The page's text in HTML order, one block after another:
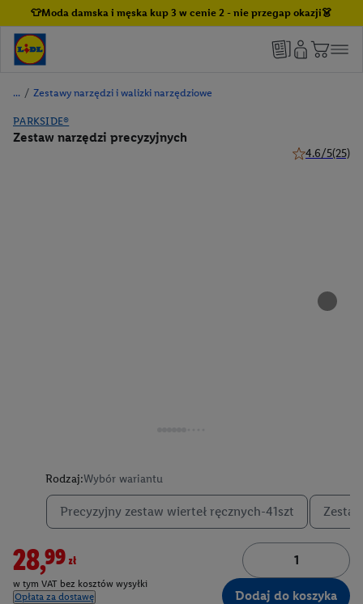
👕Moda damska i męska kup 3 w cenie 2 - nie przegap okazji👗
/ Zestawy narzędzi i walizki narzędziowe
PARKSIDE®
Zestaw narzędzi precyzyjnych
4.6/5(25)
Rodzaj:Wybór wariantu
Precyzyjny zestaw wierteł ręcznych-41szt
28,99zł
w tym VAT bez kosztów wysyłki
Opłata za dostawę
Dodaj do koszyka